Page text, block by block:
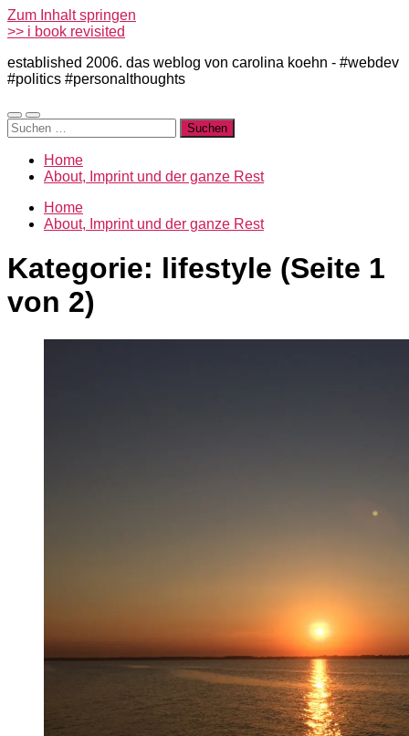
Zum Inhalt springen
>> i book revisited
established 2006. das weblog von carolina koehn - #webdev
#politics #personalthoughts
Mobile-
Menü
Suchfeld
ein-/ausblenden
Suchen
nach:
Home
About, Imprint und der ganze Rest
Home
About, Imprint und der ganze Rest
Kategorie: lifestyle (Seite 1
von 2)